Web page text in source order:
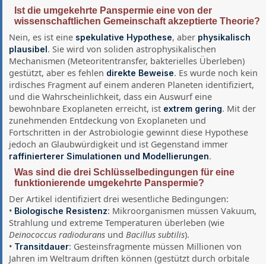
Ist die umgekehrte Panspermie eine von der
wissenschaftlichen Gemeinschaft akzeptierte Theorie?
Nein, es ist eine spekulative Hypothese, aber physikalisch
plausibel. Sie wird von soliden astrophysikalischen
Mechanismen (Meteoritentransfer, bakterielles Überleben)
gestützt, aber es fehlen direkte Beweise. Es wurde noch kein
irdisches Fragment auf einem anderen Planeten identifiziert,
und die Wahrscheinlichkeit, dass ein Auswurf eine
bewohnbare Exoplaneten erreicht, ist extrem gering. Mit der
zunehmenden Entdeckung von Exoplaneten und
Fortschritten in der Astrobiologie gewinnt diese Hypothese
jedoch an Glaubwürdigkeit und ist Gegenstand immer
raffinierterer Simulationen und Modellierungen.
Was sind die drei Schlüsselbedingungen für eine
funktionierende umgekehrte Panspermie?
Der Artikel identifiziert drei wesentliche Bedingungen:
• Biologische Resistenz: Mikroorganismen müssen Vakuum,
Strahlung und extreme Temperaturen überleben (wie
Deinococcus radiodurans undBacillus subtilis).
• Transitdauer: Gesteinsfragmente müssen Millionen von
Jahren im Weltraum driften können (gestützt durch orbitale